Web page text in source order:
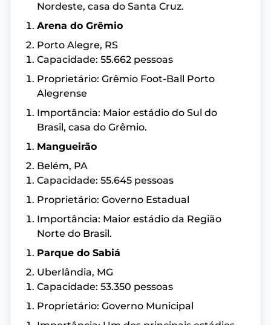
Nordeste, casa do Santa Cruz.
Arena do Grêmio
Porto Alegre, RS
Capacidade: 55.662 pessoas
Proprietário: Grêmio Foot-Ball Porto
Alegrense
Importância: Maior estádio do Sul do
Brasil, casa do Grêmio.
Mangueirão
Belém, PA
Capacidade: 55.645 pessoas
Proprietário: Governo Estadual
Importância: Maior estádio da Região
Norte do Brasil.
Parque do Sabiá
Uberlândia, MG
Capacidade: 53.350 pessoas
Proprietário: Governo Municipal